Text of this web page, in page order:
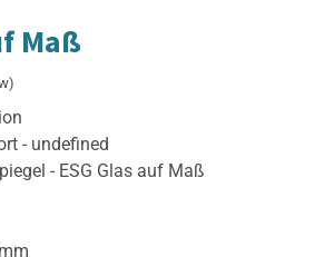
Maß
- undefined
- ESG Glas auf Maß